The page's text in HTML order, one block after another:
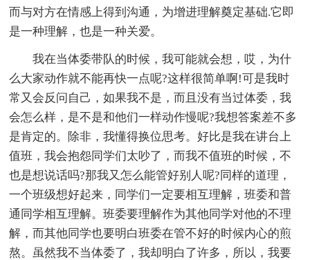
而与对方在情感上得到沟通，为增进理解奠定基础.它即
是一种理解，也是一种关爱。
我在当体委带队的时候，我可能就会想，哎，为什
么大家动作就不能再快一点呢?这样很简单啊!可是我时
常又会反问自己，如果我不是，而且没有当过体委，我
会怎么样，是不是和他们一样动作慢呢?我想答案差不多
是肯定的。除非，我懂得换位思考。好比是我在讲台上
值班，我会抱怨同学们太吵了，而我不值班的时候，不
也是想说话吗?那我又怎么能管好别人呢?同样的道理，
一个班级想好起来，同学们一定要相互理解，班委和普
通同学相互理解。班委要理解作为其他同学对他的不理
解，而其他同学也要明白班委在管不好的时候内心的煎
熬。虽然我不当体委了，我却明白了许多，所以，我要